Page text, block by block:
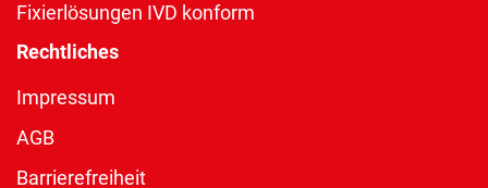
Fixierlösungen IVD konform
Rechtliches
Impressum
AGB
Barrierefreiheit